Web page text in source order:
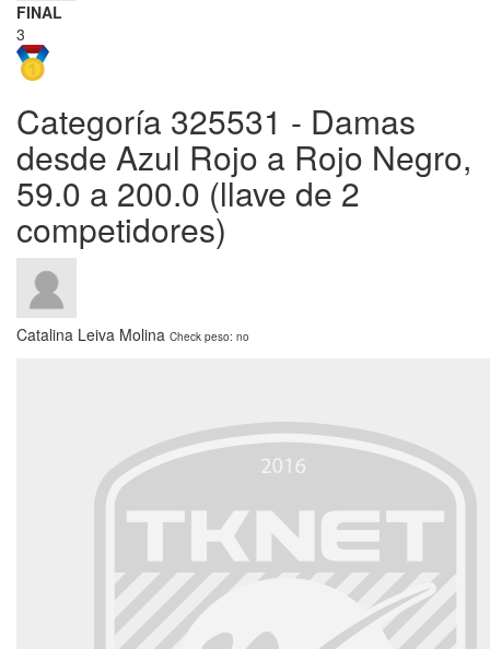
FINAL
3
Categoría 325531 - Damas
desde Azul Rojo a Rojo Negro,
59.0 a 200.0 (llave de 2
competidores)
Catalina Leiva Molina Check peso: no